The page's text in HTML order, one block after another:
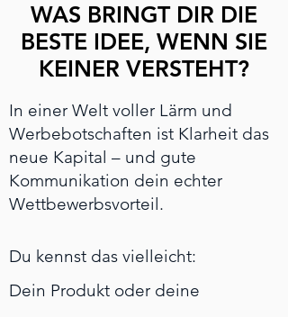
WAS BRINGT DIR DIE
BESTE IDEE, WENN SIE
KEINER VERSTEHT?
In einer Welt voller Lärm und
Werbebotschaften ist Klarheit das
neue Kapital – und gute
Kommunikation dein echter
Wettbewerbsvorteil.
Du kennst das vielleicht:
Dein Produkt oder deine